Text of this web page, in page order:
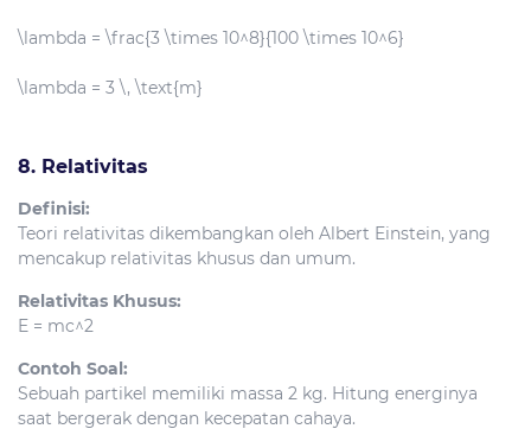
\lambda = \frac{3 \times 10^8}{100 \times 10^6}
\lambda = 3 \, \text{m}
8. Relativitas
Definisi:
Teori relativitas dikembangkan oleh Albert Einstein, yang
mencakup relativitas khusus dan umum.
Relativitas Khusus:
E = mc^2
Contoh Soal:
Sebuah partikel memiliki massa 2 kg. Hitung energinya
saat bergerak dengan kecepatan cahaya.